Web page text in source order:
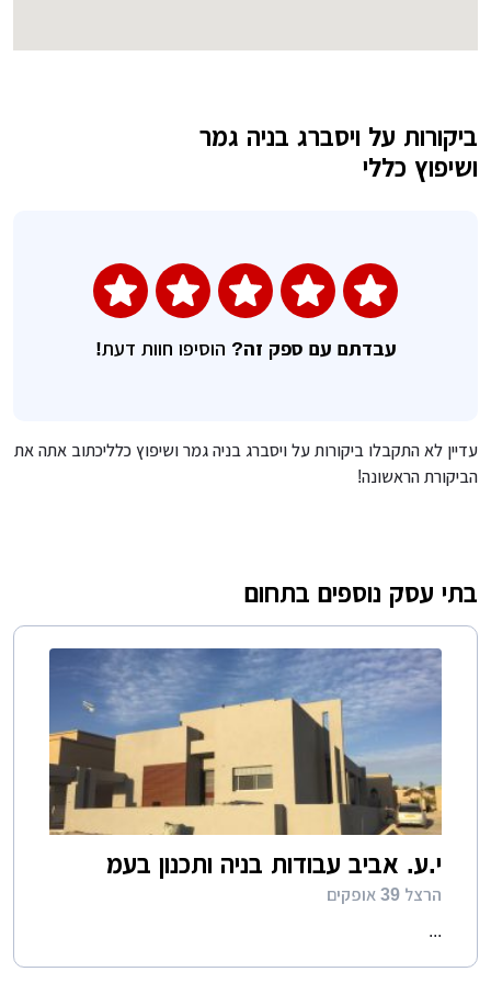
ביקורות על ויסברג בניה גמר
ושיפוץ כללי
עבדתם עם ספק זה? הוסיפו חוות דעת!
עדיין לא התקבלו ביקורות על ויסברג בניה גמר ושיפוץ כלליכתוב אתה את
הביקורת הראשונה!
בתי עסק נוספים בתחום
י.ע. אביב עבודות בניה ותכנון בעמ
הרצל 39 אופקים
...